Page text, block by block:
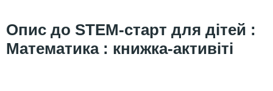
STEM-старт для дітей :
Математика : книжка-активіті